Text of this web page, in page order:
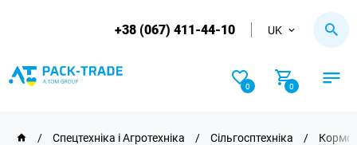
+38 (067) 411-44-10 UK
0 0
/ Спецтехніка і Агротехніка / Сільгосптехніка /